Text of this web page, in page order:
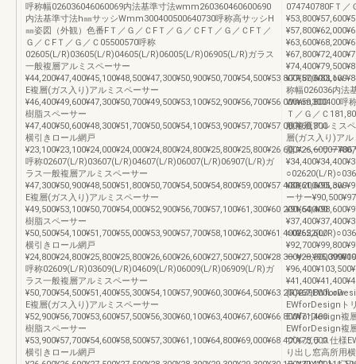
呼称幅026036046060069内法基準寸法wmm260360460600690
内法基準寸法h㎜サッシWmm300400500640730呼称高サッシH
㎜姿図（外観）色番FＴ／Ｇ／ＣFＴ／Ｇ／ＣFＴ／Ｇ／ＣFＴ／
Ｇ／ＣFＴ／Ｇ／Ｃ05500570呼称
02605(L/R)03605(L/R)04605(L/R)06005(L/R)06905(L/R)ガラス
一般複層アルミスペーサー
¥44,200¥47,400¥45,100¥48,500¥47,300¥50,900¥50,700¥54,500¥53,800¥57,600Low-
E複層(ガス入り)アルミスペーサー
¥46,400¥49,600¥47,300¥50,700¥49,500¥53,100¥52,900¥56,700¥56,000¥59,800
樹脂スペーサー
¥47,400¥50,600¥48,300¥51,700¥50,500¥54,100¥53,900¥57,700¥57,000¥60,800
横引きロール網戸
呼称02607(L/R)03607(L/R)04607(L/R)06007(L/R)06907(L/R)ガ
ラス一般複層アルミスペーサー
¥47,300¥50,900¥48,500¥51,800¥50,700¥54,500¥54,800¥59,000¥57,400¥61,600Low-
E複層(ガス入り)アルミスペーサー
¥49,500¥53,100¥50,700¥54,000¥52,900¥56,700¥57,100¥61,300¥60,200¥64,400
樹脂スペーサー
¥50,500¥54,100¥51,700¥55,000¥53,900¥57,700¥58,100¥62,300¥61,400¥65,600
横引きロール網戸
呼称02609(L/R)03609(L/R)04609(L/R)06009(L/R)06909(L/R)ガ
ラス一般複層アルミスペーサー
¥50,700¥54,500¥51,400¥55,300¥54,100¥57,900¥60,300¥64,500¥63,200¥67,800Low-
E複層(ガス入り)アルミスペーサー
¥52,900¥56,700¥53,600¥57,500¥56,300¥60,100¥63,400¥67,600¥66,800¥71,400
樹脂スペーサー
¥53,900¥57,700¥54,600¥58,500¥57,300¥61,100¥64,800¥69,000¥68,400¥73,000
横引きロール網戸
074740780FＴ／
称幅026036内法
Wmm300400呼
Ｔ／Ｇ／Ｃ
般複層アルミス
層(ガス入り)アル
脂スペーサー
○02620(L/
ーサー
○02622(L/
ーサー
EWforDesignト
EWforDesign複
EWforDesign複
プルガラス仕様
り出し窓高所用